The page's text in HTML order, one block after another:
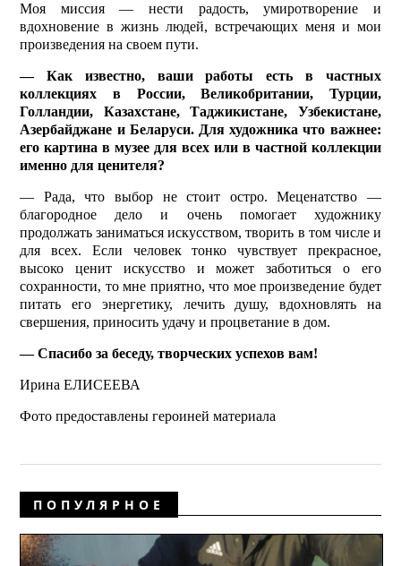
Моя миссия — нести радость, умиротворение и
вдохновение в жизнь людей, встречающих меня и мои
произведения на своем пути.
— Как известно, ваши работы есть в частных
коллекциях в России, Великобритании, Турции,
Голландии, Казахстане, Таджикистане, Узбекистане,
Азербайджане и Беларуси. Для художника что важнее:
его картина в музее для всех или в частной коллекции
именно для ценителя?
— Рада, что выбор не стоит остро. Меценатство —
благородное дело и очень помогает художнику
продолжать заниматься искусством, творить в том числе и
для всех. Если человек тонко чувствует прекрасное,
высоко ценит искусство и может заботиться о его
сохранности, то мне приятно, что мое произведение будет
питать его энергетику, лечить душу, вдохновлять на
свершения, приносить удачу и процветание в дом.
— Спасибо за беседу, творческих успехов вам!
Ирина ЕЛИСЕЕВА
Фото предоставлены героиней материала
ПОПУЛЯРНОЕ